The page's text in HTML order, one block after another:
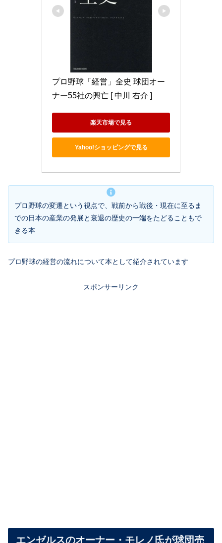
プロ野球「経営」全史 球団オー
ナー55社の興亡 [ 中川 右介 ]
楽天市場で見る
Yahoo!ショッピングで見る
プロ野球の変遷という視点で、戦前から戦後・現在に至るま
での日本の産業の発展と衰退の歴史の一端をたどることもで
きる本
プロ野球の経営の流れについて本として紹介されています
スポンサーリンク
エンゼルスのオーナー・モレノ氏が球団売